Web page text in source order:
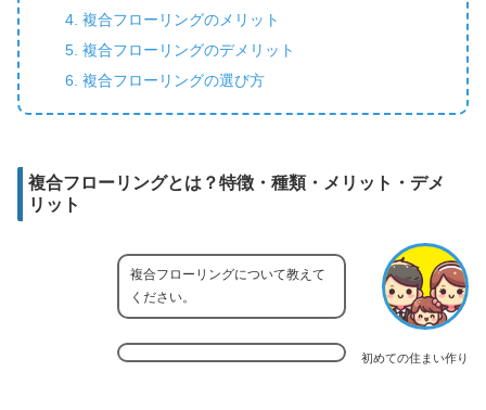
複合フローリングのメリット
複合フローリングのデメリット
複合フローリングの選び方
複合フローリングとは？特徴・種類・メリット・デメ
リット
初めての住まい作り
複合フローリングについて教えて
ください。